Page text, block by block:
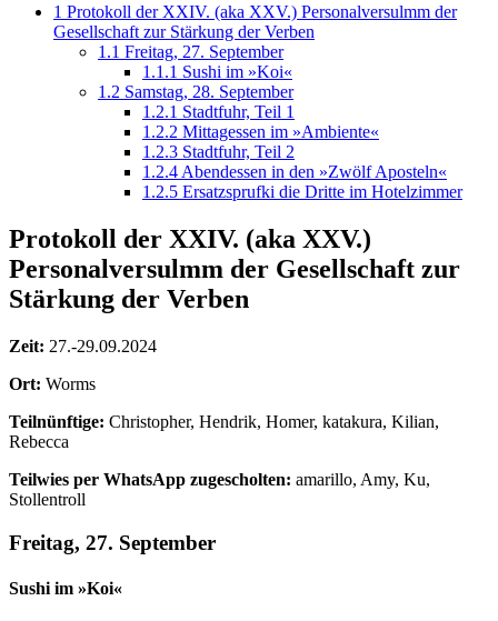
1 Protokoll der XXIV. (aka XXV.) Personalversulmm der
Gesellschaft zur Stärkung der Verben
1.1 Freitag, 27. September
1.1.1 Sushi im »Koi«
1.2 Samstag, 28. September
1.2.1 Stadtfuhr, Teil 1
1.2.2 Mittagessen im »Ambiente«
1.2.3 Stadtfuhr, Teil 2
1.2.4 Abendessen in den »Zwölf Aposteln«
1.2.5 Ersatzsprufki die Dritte im Hotelzimmer
Protokoll der XXIV. (aka XXV.)
Personalversulmm der Gesellschaft zur
Stärkung der Verben
Zeit: 27.-29.09.2024
Ort: Worms
Teilnünftige: Christopher, Hendrik, Homer, katakura, Kilian,
Rebecca
Teilwies per WhatsApp zugescholten: amarillo, Amy, Ku,
Stollentroll
Freitag, 27. September
Sushi im »Koi«